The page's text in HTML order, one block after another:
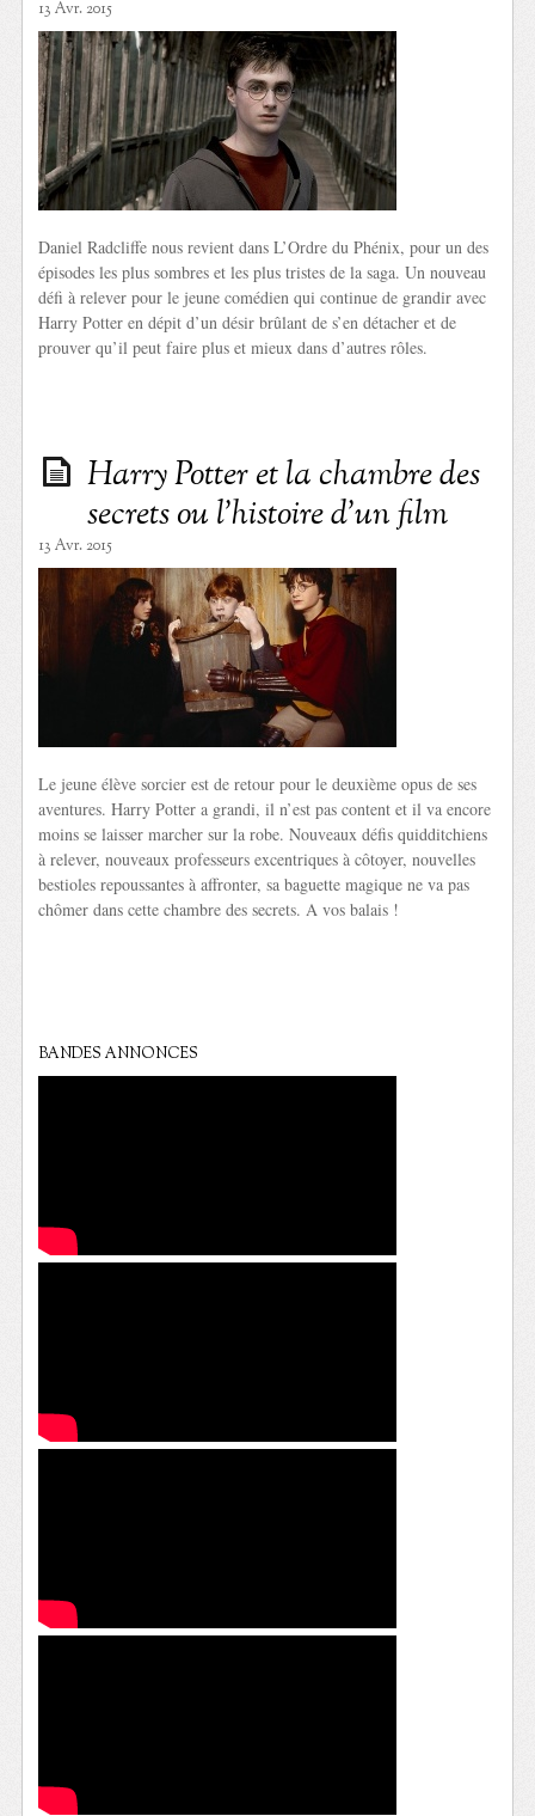
13 Avr. 2015
Daniel Radcliffe nous revient dans L’Ordre du Phénix, pour un des
épisodes les plus sombres et les plus tristes de la saga. Un nouveau
défi à relever pour le jeune comédien qui continue de grandir avec
Harry Potter en dépit d’un désir brûlant de s’en détacher et de
prouver qu’il peut faire plus et mieux dans d’autres rôles.
Harry Potter et la chambre des
secrets ou l’histoire d’un film
13 Avr. 2015
Le jeune élève sorcier est de retour pour le deuxième opus de ses
aventures. Harry Potter a grandi, il n’est pas content et il va encore
moins se laisser marcher sur la robe. Nouveaux défis quidditchiens
à relever, nouveaux professeurs excentriques à côtoyer, nouvelles
bestioles repoussantes à affronter, sa baguette magique ne va pas
chômer dans cette chambre des secrets. A vos balais !
BANDES ANNONCES